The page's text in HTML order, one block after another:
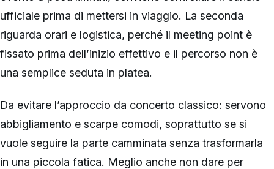
ufficiale prima di mettersi in viaggio. La seconda
riguarda orari e logistica, perché il meeting point è
fissato prima dell’inizio effettivo e il percorso non è
una semplice seduta in platea.
Da evitare l’approccio da concerto classico: servono
abbigliamento e scarpe comodi, soprattutto se si
vuole seguire la parte camminata senza trasformarla
in una piccola fatica. Meglio anche non dare per